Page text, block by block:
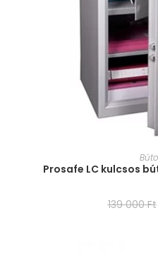
MÉRET
Prosafe LC kulcsos
139 000Ft